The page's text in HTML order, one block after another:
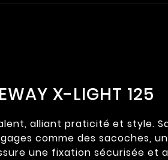
X-LIGHT 125
alliant praticité et style.
comme des sacoches,
une fixation sécurisée et